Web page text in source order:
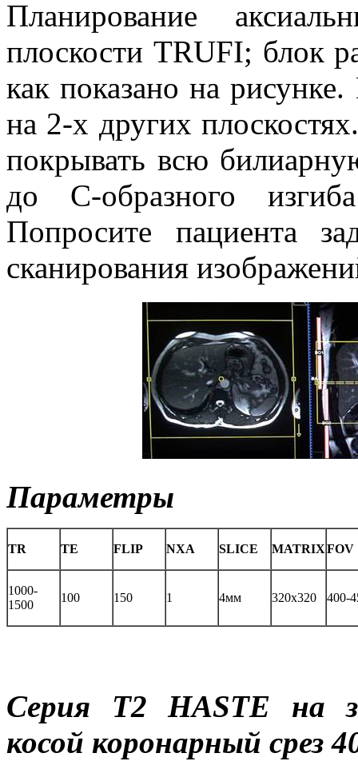
Планирование
плоскости TRUFI; блок
как показано на
на 2-х других
покрывать всю
до С-образного
Попросите пациента
сканирования
Параметры
TR TE FLIP NXA SLICE MATRIXFOV
1000-
1500
100 150 1 4мм 320x320 400-
Серия Т2 HASTE
на
косой коронарный срез